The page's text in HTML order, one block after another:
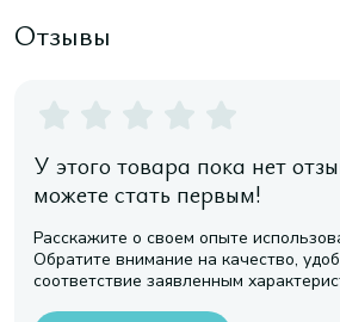
Отзывы
У этого товара пока нет
можете стать первым!
Расскажите о своем опыте
Обратите внимание на качество,
соответствие заявленным